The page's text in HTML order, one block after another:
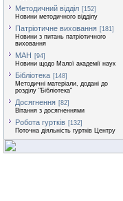
Методичний відділ [152]
Новини методичного відділу
Патріотичне виховання [181]
Новини з питань патріотичного
виховання
МАН [94]
Новини щодо Малої академії наук
Бібліотека [148]
Методичні матеріали, додані до
розділу "Бібліотека"
Досягнення [82]
Вітання з досягненнями
Робота гуртків [132]
Поточна діяльність гуртків Центру